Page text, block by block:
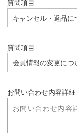
質問項目
質問項目
お問い合わせ内容詳細